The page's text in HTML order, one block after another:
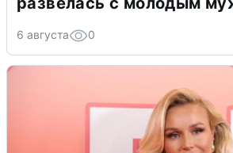
6 августа 0